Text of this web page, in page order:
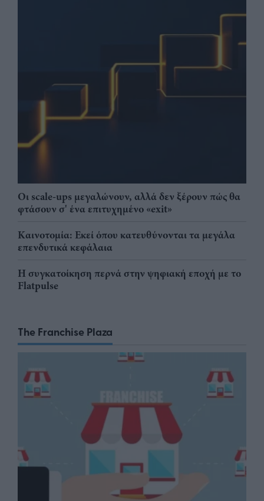
Οι scale-ups μεγαλώνουν, αλλά δεν ξέρουν πώς θα
φτάσουν σ' ένα επιτυχημένο «exit»
Καινοτομία: Εκεί όπου κατευθύνονται τα μεγάλα
επενδυτικά κεφάλαια
Η συγκατοίκηση περνά στην ψηφιακή εποχή με το
Flatpulse
The Franchise Plaza